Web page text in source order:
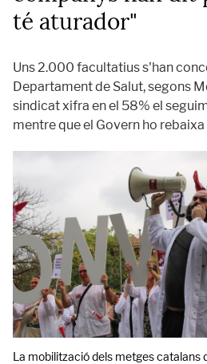
té aturador"
Uns 2.000 facultatius s'han
Departament de Salut, segons
sindicat xifra en el 58% el
mentre que el Govern ho rebaixa
La mobilització dels metges catalans